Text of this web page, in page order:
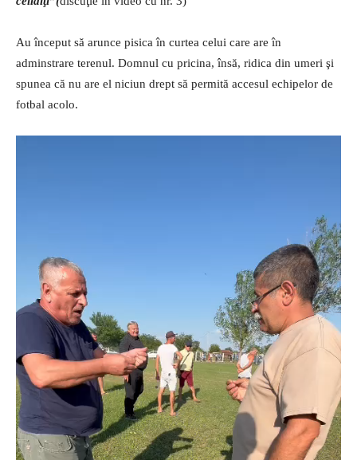
Au început să arunce pisica în curtea celui care are în
adminstrare terenul. Domnul cu pricina, însă, ridica din umeri şi
spunea că nu are el niciun drept să permită accesul echipelor de
fotbal acolo.